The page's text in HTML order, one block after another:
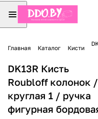
Главная Каталог Кисти
DK13R Кисть
Roubloff колонок /
круглая 1 / ручка
фигурная